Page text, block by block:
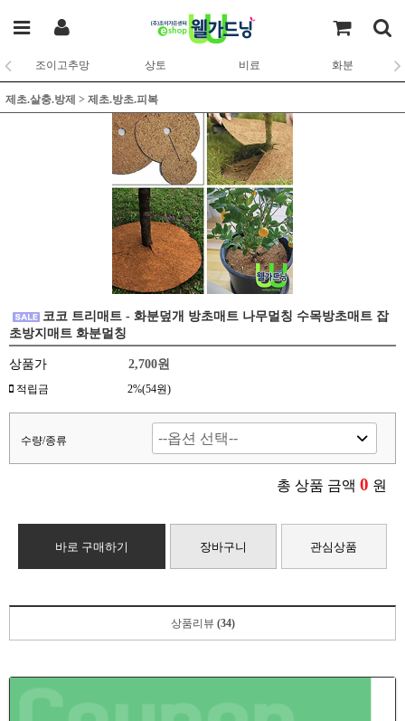
조이고추망 상토 비료 화분
제초.살충.방제 > 제초.방초.피복
코코 트리매트 - 화분덮개 방초매트 나무멀칭 수목방초매트 잡
초방지매트 화분멀칭
상품가 2,700원
적립금 2%(54원)
수량/종류
총 상품 금액 0 원
바로 구매하기 장바구니 관심상품
상품리뷰 (34)